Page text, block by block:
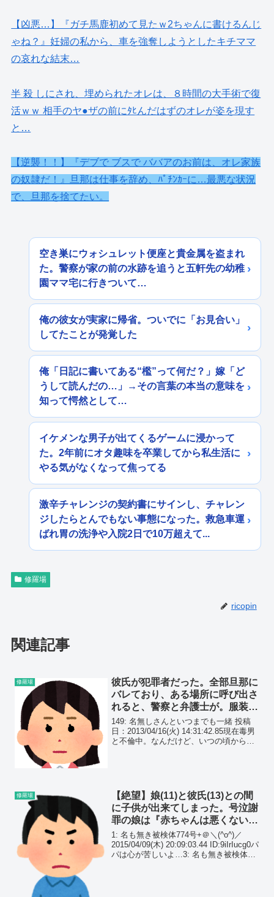
【凶悪…】『ガチ馬鹿初めて見たｗ2ちゃんに書けるんじ
ゃね？』妊婦の私から、車を強奪しようとしたキチママ
の哀れな結末…
半 殺 しにされ、埋められたオレは、８時間の大手術で復
活ｗｗ 相手のヤ●ザの前にﾀﾋんだはずのオレが姿を現す
と…
【逆襲！！】『デブで ブスで ババアのお前は、オレ家族
の奴隷だ！』旦那は仕事を辞め、ﾊﾟﾁﾝｶｰに…最悪な状況
で、旦那を捨てたい。
空き巣にウォシュレット便座と貴金属を盗まれ
た。警察が家の前の水跡を追うと五軒先の幼稚
園ママ宅に行きついて…
俺の彼女が実家に帰省。ついでに「お見合い」
してたことが発覚した
俺「日記に書いてある“檻”って何だ？」嫁「ど
うして読んだの…」→その言葉の本当の意味を
知って愕然として…
イケメンな男子が出てくるゲームに浸かって
た。2年前にオタ趣味を卒業してから私生活に
やる気がなくなって焦ってる
激辛チャレンジの契約書にサインし、チャレン
ジしたらとんでもない事態になった。救急車運
ばれ胃の洗浄や入院2日で10万超えて...
修羅場
ricopin
関連記事
修羅場
彼氏が犯罪者だった。全部旦那に
バレており、ある場所に呼び出さ
れると、警察と弁護士が。服装を
指定されたんだが、その理由は…
149: 名無しさんといつまでも一緒 投稿
日：2013/04/16(火) 14:31:42.85現在毒男
と不倫中。なんだけど、いつの頃から
修羅場
【絶望】娘(11)と彼氏(13)との間
に子供が出来てしまった。号泣謝
罪の娘は『赤ちゃんは悪くないか
ら、堕ろしたくない』って…
1: 名も無き被検体774号+＠＼(^o^)／
2015/04/09(木) 20:09:03.44 ID:9iIrIucg0パ
パは心が苦しいよ…3: 名も無き被検体